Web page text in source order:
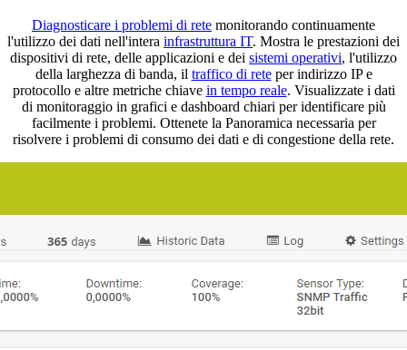
Diagnosticare i problemi di rete monitorando continuamente
l'utilizzo dei dati nell'intera infrastruttura IT. Mostra le prestazioni dei
dispositivi di rete, delle applicazioni e dei sistemi operativi, l'utilizzo
della larghezza di banda, il traffico di reteper indirizzo IP e
protocollo e altre metriche chiave in tempo reale. Visualizzate i dati
di monitoraggio in grafici e dashboard chiari per identificare più
facilmente i problemi. Ottenete la Panoramica necessaria per
risolvere i problemi di consumo dei dati e di congestione della rete.